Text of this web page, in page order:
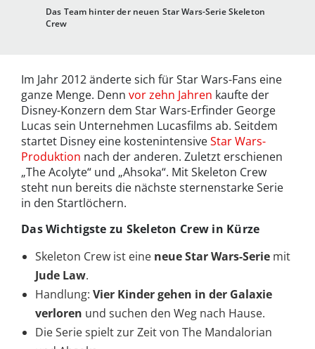
Das Team hinter der neuen Star Wars-Serie Skeleton
Crew
Im Jahr 2012 änderte sich für Star Wars-Fans eine
ganze Menge. Denn vor zehn Jahren kaufte der
Disney-Konzern dem Star Wars-Erfinder George
Lucas sein Unternehmen Lucasfilms ab. Seitdem
startet Disney eine kostenintensiveStar Wars-
Produktion nach der anderen. Zuletzt erschienen
„The Acolyte“ und „Ahsoka“. Mit Skeleton Crew
steht nun bereits die nächste sternenstarke Serie
in den Startlöchern.
Das Wichtigste zu Skeleton Crew in Kürze
Skeleton Crew ist eine neue Star Wars-Serie mit
Jude Law.
Handlung: Vier Kinder gehen in der Galaxie
verloren und suchen den Weg nach Hause.
Die Serie spielt zur Zeit von The Mandalorian